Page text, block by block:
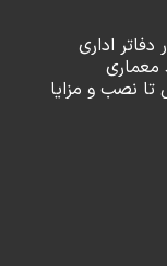
اداری
نصب و مزایا